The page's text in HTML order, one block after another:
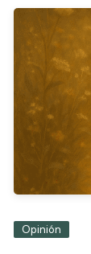
Opinión